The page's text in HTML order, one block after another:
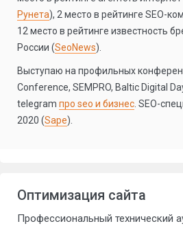
Рунета), 2 место в рейтинге SEO-
12 место в рейтинге известность
России (SeoNews).
Выступаю на профильных
Conference, SEMPRO, Baltic Digital
telegram про seo и бизнес . SEO-
2020 (Sape).
Оптимизация сайта
Профессиональный технический